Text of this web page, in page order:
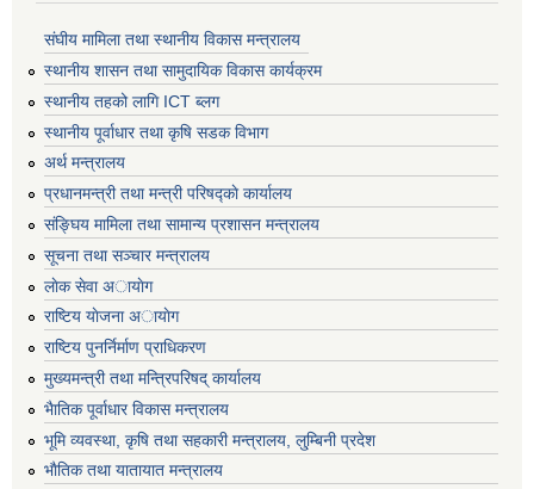
संघीय मामिला तथा स्थानीय विकास मन्त्रालय
स्थानीय शासन तथा सामुदायिक विकास कार्यक्रम
स्थानीय तहको लागि ICT ब्लग
स्थानीय पूर्वाधार तथा कृषि सडक विभाग
अर्थ मन्त्रालय
प्रधानमन्त्री तथा मन्त्री परिषद्काे कार्यालय
संङ्घिय मामिला तथा सामान्य प्रशासन मन्त्रालय
सूचना तथा सञ्चार मन्त्रालय
लाेक सेवा अायाेग
राष्टिय याेजना अायाेग
राष्टिय पुनर्निर्माण प्राधिकरण
मुख्यमन्त्री तथा मन्त्रिपरिषद् कार्यालय
भैातिक पूर्वाधार विकास मन्त्रालय
भूमि व्यवस्था, कृषि तथा सहकारी मन्त्रालय, लु्म्बिनी प्रदेश
भाैतिक तथा यातायात मन्त्रालय